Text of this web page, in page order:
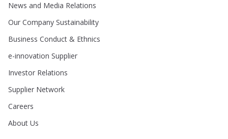
News and Media Relations
Our Company Sustainability
Business Conduct & Ethnics
e-innovation Supplier
Investor Relations
Supplier Network
Careers
About Us